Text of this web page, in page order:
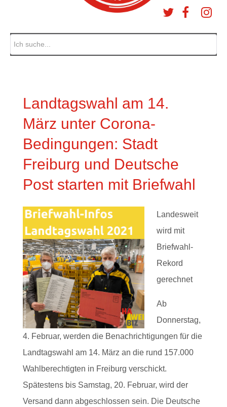
Landtagswahl am 14.
März unter Corona-
Bedingungen: Stadt
Freiburg und Deutsche
Post starten mit Briefwahl
Landesweit
wird mit
Briefwahl-
Rekord
gerechnet
Ab
Donnerstag,
4. Februar, werden die Benachrichtigungen für die
Landtagswahl am 14. März an die rund 157.000
Wahlberechtigten in Freiburg verschickt.
Spätestens bis Samstag, 20. Februar, wird der
Versand dann abgeschlossen sein. Die Deutsche